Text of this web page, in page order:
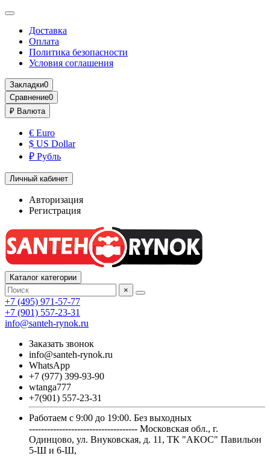
Доставка
Оплата
Политика безопасности
Условия соглашения
Закладки0
Сравнение0
₽ Валюта
€ Euro
$ US Dollar
₽ Рубль
Личный кабинет
Авторизация
Регистрация
Каталог категории
×
+7 (495) 971-57-77
+7 (901) 557-23-31
info@santeh-rynok.ru
Заказать звонок
info@santeh-rynok.ru
WhatsApp
+7 (977) 399-93-90
wtanga777
+7(901) 557-23-31
Работаем с 9:00 до 19:00. Без выходных
------------------------------------ Московская обл., г.
Одинцово, ул. Внуковская, д. 11, ТК "АКОС" Павильон
5-Ш и 6-Ш,